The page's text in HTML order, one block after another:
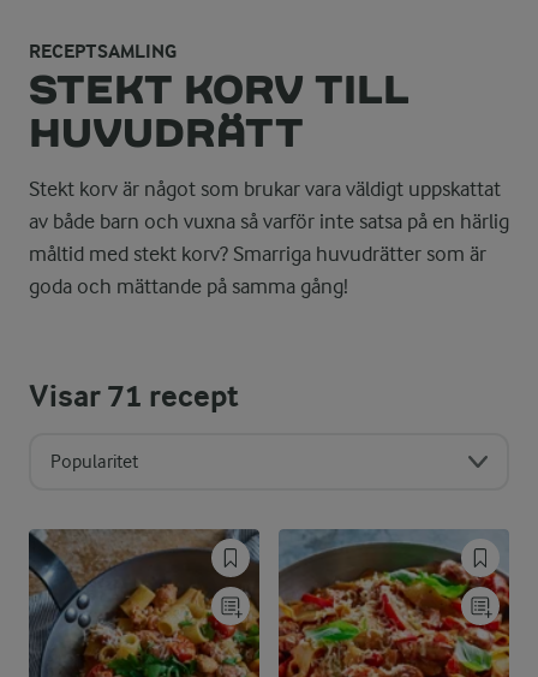
RECEPTSAMLING
STEKT KORV TILL
HUVUDRÄTT
Stekt korv är något som brukar vara väldigt uppskattat
av både barn och vuxna så varför inte satsa på en härlig
måltid med stekt korv? Smarriga huvudrätter som är
goda och mättande på samma gång!
Visar71 recept
Popularitet